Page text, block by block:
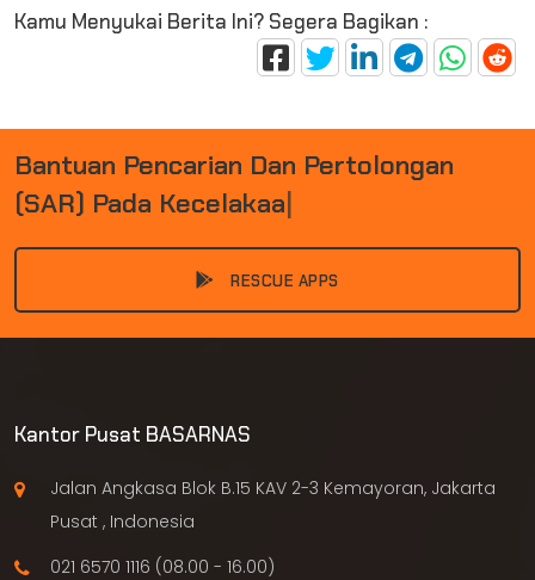
Kamu Menyukai Berita Ini? Segera Bagikan :
BANTUAN PENCARIAN DAN PERTOLONGAN
(SAR) PADA KECELAKAA
RESCUE APPS
Kantor Pusat BASARNAS
Jalan Angkasa Blok B.15 KAV 2-3 Kemayoran, Jakarta
Pusat , Indonesia
021 6570 1116 (08.00 - 16.00)